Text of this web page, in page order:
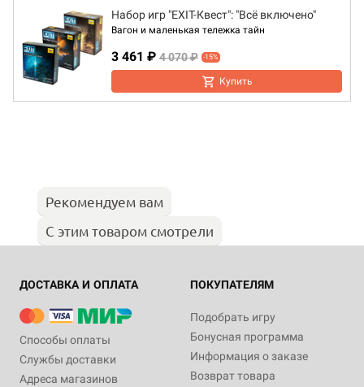
Набор игр "EXIT-Квест": "Всё включено"
Вагон и маленькая тележка тайн
3 461 ₽ 4 070 ₽ -15%
Купить
Рекомендуем вам
С этим товаром смотрели
ДОСТАВКА И ОПЛАТА
Способы оплаты
Службы доставки
Адреса магазинов
ПОКУПАТЕЛЯМ
Подобрать игру
Бонусная программа
Информация о заказе
Возврат товара